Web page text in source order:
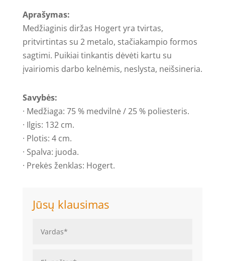
Aprašymas:
Medžiaginis diržas Hogert yra tvirtas,
pritvirtintas su 2 metalo, stačiakampio formos
sagtimi. Puikiai tinkantis dėvėti kartu su
įvairiomis darbo kelnėmis, neslysta, neišsineria.
Savybės:
· Medžiaga: 75 % medvilnė / 25 % poliesteris.
· Ilgis: 132 cm.
· Plotis: 4 cm.
· Spalva: juoda.
· Prekės ženklas: Hogert.
Jūsų klausimas